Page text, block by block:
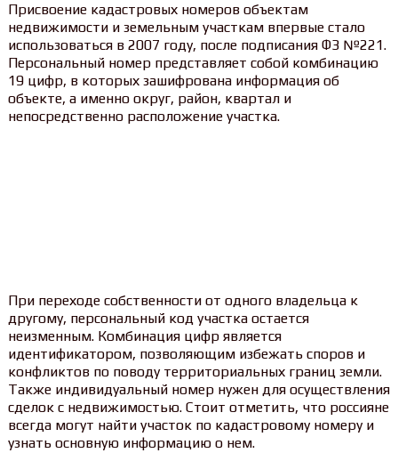
Присвоение кадастровых номеров объектам
недвижимости и земельным участкам впервые стало
использоваться в 2007 году, после подписания ФЗ №221.
Персональный номер представляет собой комбинацию
19 цифр, в которых зашифрована информация об
объекте, а именно округ, район, квартал и
непосредственно расположение участка.
При переходе собственности от одного владельца к
другому, персональный код участка остается
неизменным. Комбинация цифр является
идентификатором, позволяющим избежать споров и
конфликтов по поводу территориальных границ земли.
Также индивидуальный номер нужен для осуществления
сделок с недвижимостью. Стоит отметить, что россияне
всегда могут найти участок по кадастровому номеру и
узнать основную информацию о нем.